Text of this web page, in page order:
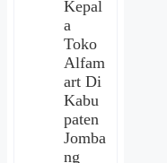
Kepal
a
Toko
Alfam
art Di
Kabu
paten
Jomba
ng